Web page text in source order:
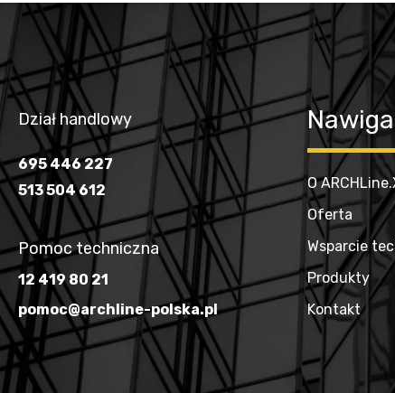
Dział handlowy
695 446 227
513 504 612
Pomoc techniczna
12 419 80 21
pomoc@archline-polska.pl
O
Oferta
Wsparcie
Produkty
Kontakt